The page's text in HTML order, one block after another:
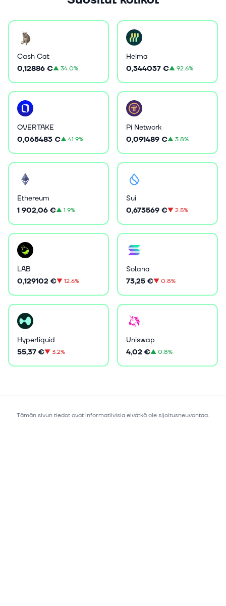
Cash Cat
0,12886 €▲34.0%
Heima
0,344037 €▲92.6%
OVERTAKE
0,065483 €▲41.9%
Pi Network
0,091489 €▲3.8%
Ethereum
1 902,06 €▲1.9%
Sui
0,673569 €▼2.5%
LAB
0,129102 €▼12.6%
Solana
73,25 €▼0.8%
Hyperliquid
55,37 €▼3.2%
Uniswap
4,02 €▲0.8%
Tämän sivun tiedot ovat informatiivisia eivätkä ole sijoitusneuvontaa.